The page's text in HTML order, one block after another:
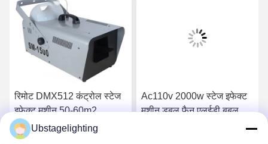
रिमोट DMX512 कंट्रोल स्टेज
इफेक्ट मशीन 50-60m2
1500w स्नो मशीन
Ac110v 2000w स्टेज इफेक्ट
मशीन डबल फैन एलईडी बबल
Ubstagelighting